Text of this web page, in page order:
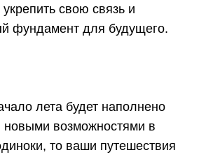
свою связь и
фундамент для будущего.
лета будет наполнено
возможностями в
то ваши путешествия